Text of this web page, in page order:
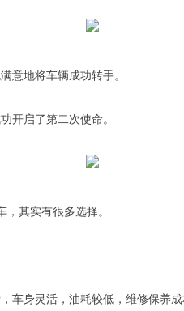
意地将车辆成功转手。
开启了第二次使命。
其实有很多选择。
车身灵活，油耗较低，维修保养成